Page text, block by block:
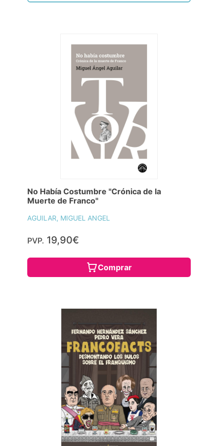
No Había Costumbre "Crónica de la
Muerte de Franco"
AGUILAR, MIGUEL ANGEL
PVP. 19,90€
Comprar